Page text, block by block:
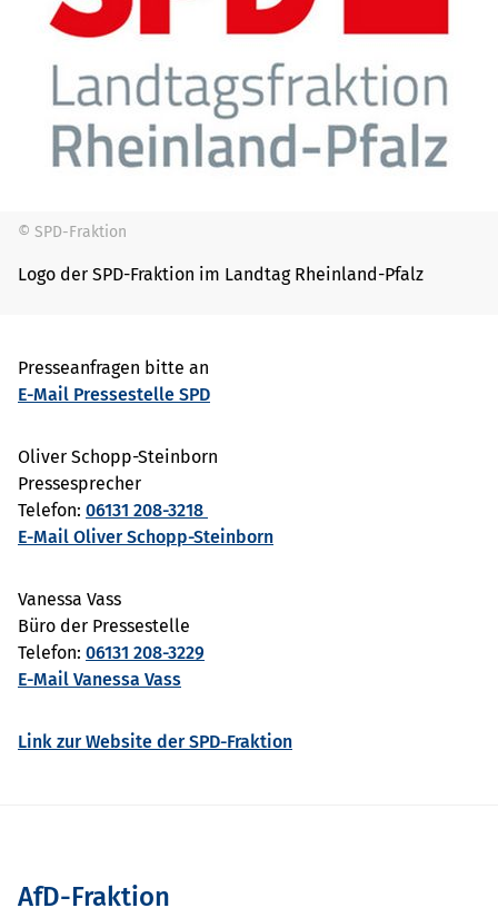
© SPD-Fraktion
Logo der SPD-Fraktion im Landtag Rheinland-Pfalz
Presseanfragen bitte an
E-Mail Pressestelle SPD
Oliver Schopp-Steinborn
Pressesprecher
Telefon: 06131 208-3218
E-Mail Oliver Schopp-Steinborn
Vanessa Vass
Büro der Pressestelle
Telefon: 06131 208-3229
E-Mail Vanessa Vass
Link zur Website der SPD-Fraktion
AfD-Fraktion